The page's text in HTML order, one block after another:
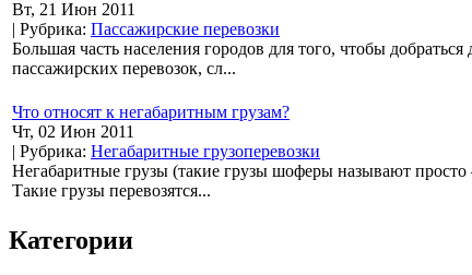
Вт, 21 Июн 2011
| Рубрика: Пассажирские перевозки
Большая часть населения городов для того, чтобы
пассажирских перевозок, сл...
Что относят к негабаритным грузам?
Чт, 02 Июн 2011
| Рубрика: Негабаритные грузоперевозки
Негабаритные грузы (такие грузы шоферы называют
Такие грузы перевозятся...
Категории